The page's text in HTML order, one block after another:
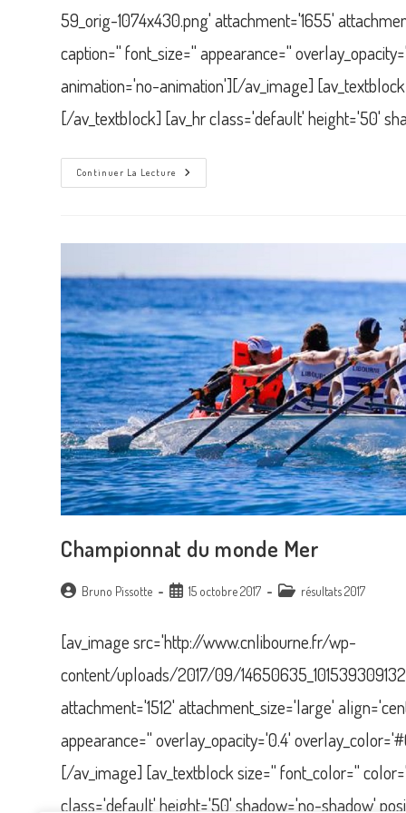
59_orig-1074x430.png' attachment='1655'
caption='' font_size='' appearance=''
animation='no-animation'][/av_image]
[/av_textblock] [av_hr class='default' height='50'
Continuer La Lecture
Test
Ergométrique
Championnat du monde Mer
Auteur/autrice
publication :
Bruno Pissotte
Publication
15 octobre 2017
Post résultats 2017
[av_image src='http://www.cnlibourne.fr/wp-
content/uploads/2017/09/
attachment='1512' attachment_size='large'
appearance='' overlay_opacity='0.4'
[/av_image] [av_textblock size='' font_color=''
class='default' height='50' shadow='no-shadow'